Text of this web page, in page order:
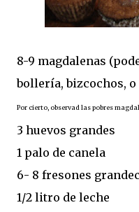
8-9 magdalenas
bollería, bizcochos,
Por cierto, observad las pobres
3 huevos grandes
1 palo de canela
6- 8 fresones
1/2 litro de leche